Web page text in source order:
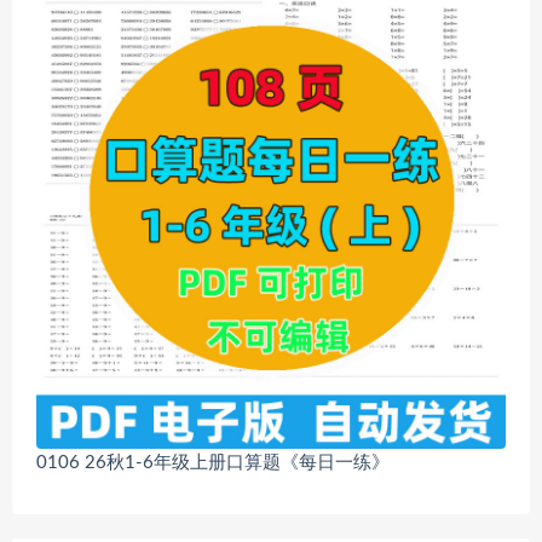
0106 26秋1-6年级上册口算题《每日一练》